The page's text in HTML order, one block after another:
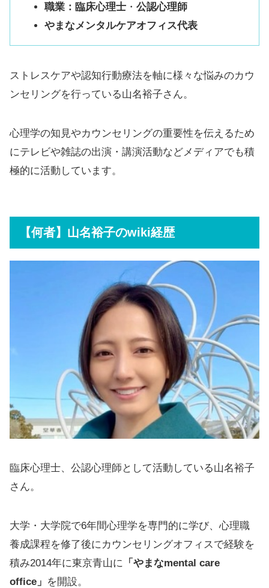
職業：臨床心理士 ・ 公認心理師
やまなメンタルケアオフィス代表
ストレスケアや認知行動療法を軸に様々な悩みのカウ
ンセリングを行っている山名裕子さん。
心理学の知見やカウンセリングの重要性を伝えるため
にテレビや雑誌の出演・講演活動などメディアでも積
極的に活動しています。
【何者】山名裕子のwiki経歴
臨床心理士、公認心理師として活動している山名裕子
さん。
大学・大学院で6年間心理学を専門的に学び、心理職
養成課程を修了後にカウンセリングオフィスで経験を
積み2014年に東京青山に 「やまなmental care
office」 を開設。